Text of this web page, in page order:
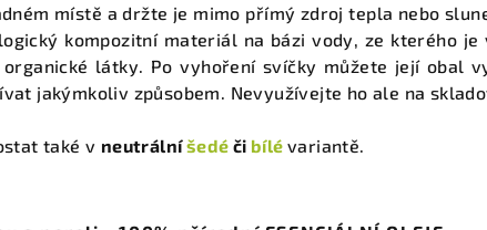
místě a držte je mimo přímý zdroj tepla nebo
kompozitní materiál na bázi vody, ze kterého
látky. Po vyhoření svíčky můžete její obal
jakýmkoliv způsobem. Nevyužívejte ho ale na
také v neutrálníšedé či bílé variantě.